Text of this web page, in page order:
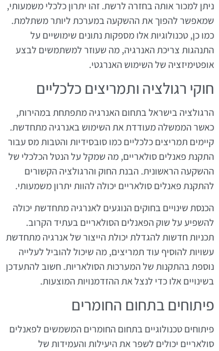
ניתן למכור אותה בחזרה לרשת. זהו יתרון כלכלי משמעותי,
שמאפשר להפוך את ההשקעה במערכת ליותר משתלמת.
כמו כן, טכנולוגיות אלו מספקות נתונים שימושיים על
התנהגות צריכת האנרגיה, מה שעוזר למשתמשים לבצע
אופטימיזציה של השימוש האנרגטי.
חוקי רגולציה ותמריצים כלכליים
הרגולציה בישראל בתחום האנרגיה מתפתחת במהירות,
כאשר הממשלה מעודדת את השימוש באנרגיה מתחדשת.
קיימים תמריצים כלכליים כמו סובסידיות והטבות מס עבור
התקנת פאנלים סולאריים, מה שמקל על הנטל הכלכלי של
ההשקעה הראשונית. הבנת החוק והרגולציה הקשורים
להתקנת פאנלים סולאריים יכולה להוות יתרון משמעותי.
הכנסת שינויים בחוקים הנוגעים לאנרגיה מתחדשת יכולה
להשפיע על שוק הפאנלים הסולאריים בעתיד הקרוב.
תכניות חדשות להגדלת יכולת הייצור של אנרגיה מתחדשת
עשויות להוסיף עוד תמריצים, מה שיכול להוביל לעלייה
נוספת בהתקנות של המערכות הסולאריות. חשוב להתעדכן
בשינויים אלו כדי לנצל את ההזדמנויות המוצעות.
פיתוחים בתחום החומרים
פיתוחים טכנולוגיים בתחום החומרים המשמשים לפאנלים
סולאריים יכולים לשפר את היעילות והעמידות של